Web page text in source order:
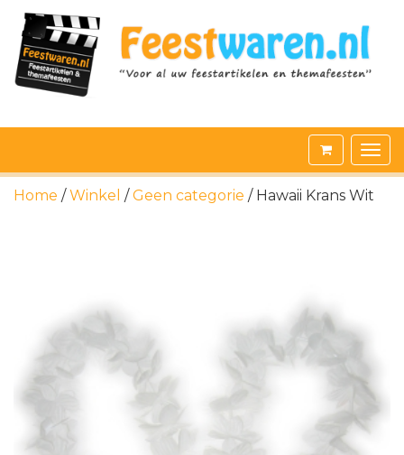
Home /Winkel /Geen categorie / Hawaii Krans Wit